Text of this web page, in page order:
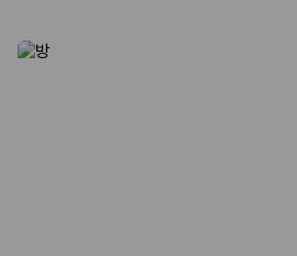
제주렌트카 가격비교 주요 링크